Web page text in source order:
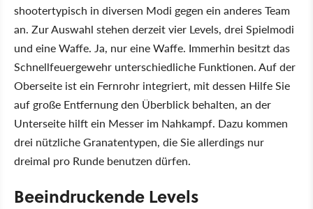
shootertypisch in diversen Modi gegen ein anderes Team
an. Zur Auswahl stehen derzeit vier Levels, drei Spielmodi
und eine Waffe. Ja, nur eine Waffe. Immerhin besitzt das
Schnellfeuergewehr unterschiedliche Funktionen. Auf der
Oberseite ist ein Fernrohr integriert, mit dessen Hilfe Sie
auf große Entfernung den Überblick behalten, an der
Unterseite hilft ein Messer im Nahkampf. Dazu kommen
drei nützliche Granatentypen, die Sie allerdings nur
dreimal pro Runde benutzen dürfen.
Beeindruckende Levels